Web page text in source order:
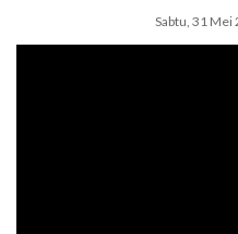
Sabtu, 31 Mei